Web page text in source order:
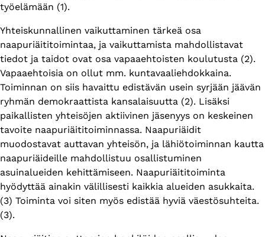
työelämään (1).
Yhteiskunnallinen vaikuttaminen tärkeä osa
naapuriäititoimintaa, ja vaikuttamista mahdollistavat
tiedot ja taidot ovat osa vapaaehtoisten koulutusta (2).
Vapaaehtoisia on ollut mm. kuntavaaliehdokkaina.
Toiminnan on siis havaittu edistävän usein syrjään jäävän
ryhmän demokraattista kansalaisuutta (2). Lisäksi
paikallisten yhteisöjen aktiivinen jäsenyys on keskeinen
tavoite naapuriäititoiminnassa. Naapuriäidit
muodostavat auttavan yhteisön, ja lähiötoiminnan kautta
naapuriäideille mahdollistuu osallistuminen
asuinalueiden kehittämiseen. Naapuriäititoiminta
hyödyttää ainakin välillisesti kaikkia alueiden asukkaita.
(3) Toiminta voi siten myös edistää hyviä väestösuhteita.
(3).